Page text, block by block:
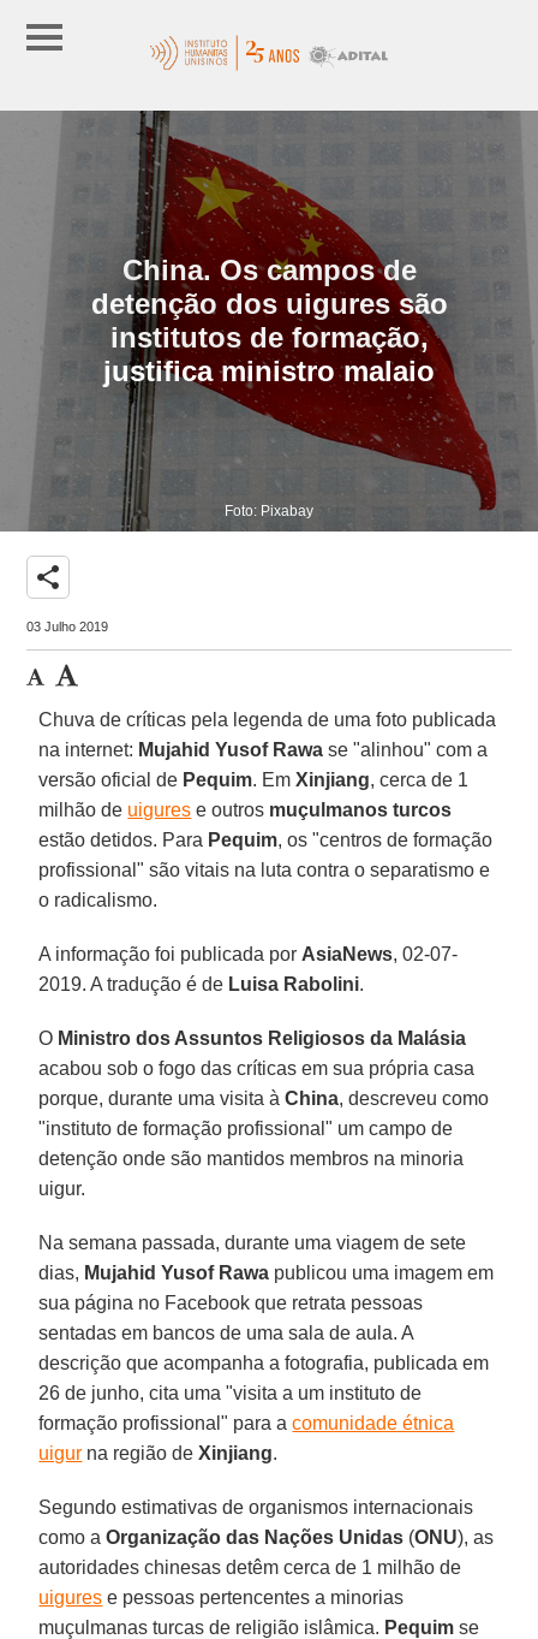
China. Os campos de
detenção dos uigures são
institutos de formação,
justifica ministro malaio
Foto: Pixabay
share
03 Julho 2019
Chuva de críticas pela legenda de uma foto publicada
na internet: Mujahid Yusof Rawa se "alinhou" com a
versão oficial de Pequim. EmXinjiang, cerca de 1
milhão de uigures e outros muçulmanos turcos
estão detidos. Para Pequim, os "centros de formação
profissional" são vitais na luta contra o separatismo e
o radicalismo.
A informação foi publicada por AsiaNews, 02-07-
2019. A tradução é de Luisa Rabolini.
O Ministro dos Assuntos Religiosos da Malásia
acabou sob o fogo das críticas em sua própria casa
porque, durante uma visita àChina, descreveu como
"instituto de formação profissional" um campo de
detenção onde são mantidos membros na minoria
uigur.
Na semana passada, durante uma viagem de sete
dias, Mujahid Yusof Rawa publicou uma imagem em
sua página no Facebook que retrata pessoas
sentadas em bancos de uma sala de aula. A
descrição que acompanha a fotografia, publicada em
26 de junho, cita uma "visita a um instituto de
formação profissional" para acomunidade étnica
uigur na região deXinjiang.
Segundo estimativas de organismos internacionais
como aOrganização das Nações Unidas (ONU), as
autoridades chinesas detêm cerca de 1 milhão de
uigures e pessoas pertencentes a minorias
muçulmanas turcas de religião islâmica. Pequim se